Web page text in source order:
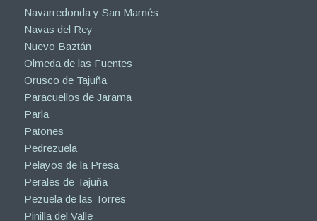
Navarredonda y San Mamés
Navas del Rey
Nuevo Baztán
Olmeda de las Fuentes
Orusco de Tajuña
Paracuellos de Jarama
Parla
Patones
Pedrezuela
Pelayos de la Presa
Perales de Tajuña
Pezuela de las Torres
Pinilla del Valle